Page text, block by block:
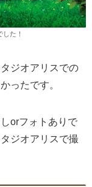
た！
ジオアリスでの
ったです。
orフォトありで
ジオアリスで撮